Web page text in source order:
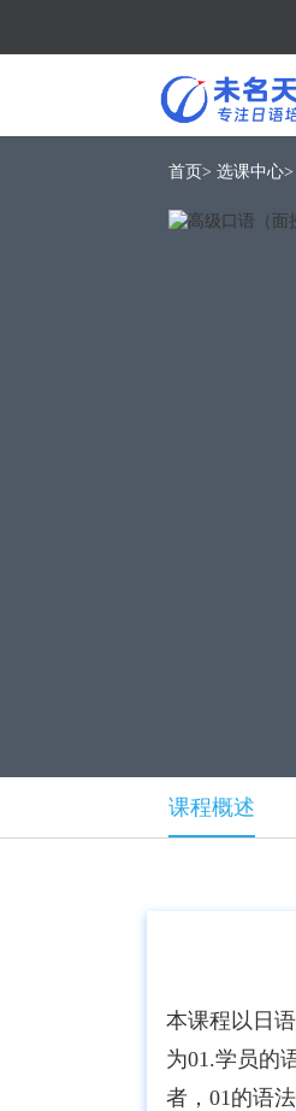
首页> 选课中心>
课程概述
本课程以日
为01.学员的
者，01的语